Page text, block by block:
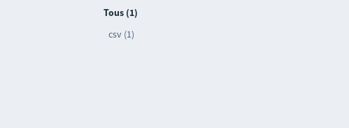
Tous (1)
csv (1)